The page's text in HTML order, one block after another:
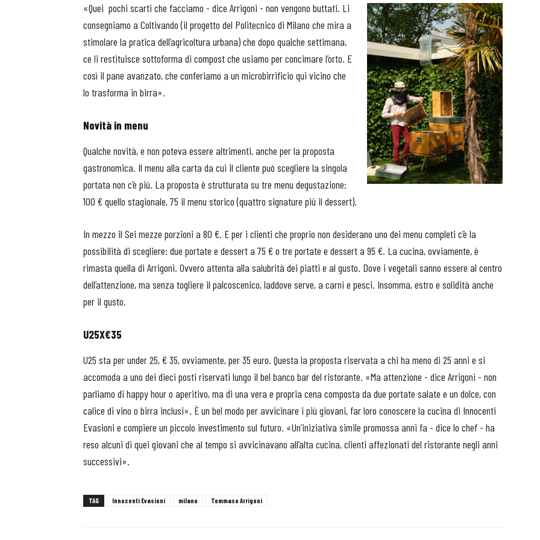
«Quei pochi scarti che facciamo - dice Arrigoni - non vengono buttati. Li
consegniamo a Coltivando (il progetto del Politecnico di Milano che mira a
stimolare la pratica dell’agricoltura urbana) che dopo qualche settimana,
ce li restituisce sottoforma di compost che usiamo per concimare l’orto. E
così il pane avanzato, che conferiamo a un microbirrificio qui vicino che
lo trasforma in birra».
Novità in menu
Qualche novità, e non poteva essere altrimenti, anche per la proposta
gastronomica. Il menu alla carta da cui il cliente può scegliere la singola
portata non c’è più. La proposta è strutturata su tre menu degustazione:
100 € quello stagionale, 75 il menu storico (quattro signature più il dessert).
In mezzo il Sei mezze porzioni a 80 €. E per i clienti che proprio non desiderano uno dei menu completi c’è la
possibilità di scegliere: due portate e dessert a 75 € o tre portate e dessert a 95 €. La cucina, ovviamente, è
rimasta quella di Arrigoni. Ovvero attenta alla salubrità dei piatti e al gusto. Dove i vegetali sanno essere al centro
dell’attenzione, ma senza togliere il palcoscenico, laddove serve, a carni e pesci. Insomma, estro e solidità anche
per il gusto.
U25X€35
U25 sta per under 25, € 35, ovviamente, per 35 euro. Questa la proposta riservata a chi ha meno di 25 anni e si
accomoda a uno dei dieci posti riservati lungo il bel banco bar del ristorante. «Ma attenzione - dice Arrigoni - non
parliamo di happy hour o aperitivo, ma di una vera e propria cena composta da due portate salate e un dolce, con
calice di vino o birra inclusi». È un bel modo per avvicinare i più giovani, far loro conoscere la cucina di Innocenti
Evasioni e compiere un piccolo investimento sul futuro. «Un’iniziativa simile promossa anni fa - dice lo chef - ha
reso alcuni di quei giovani che al tempo si avvicinavano all’alta cucina, clienti affezionati del ristorante negli anni
successivi».
TAG Innocenti Evasioni milano Tommaso Arrigoni